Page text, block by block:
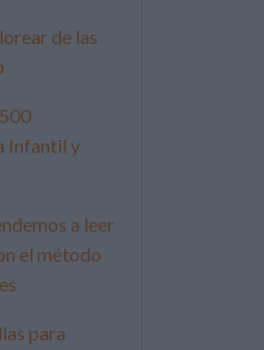
de las
Infantil y
a leer
el método
para